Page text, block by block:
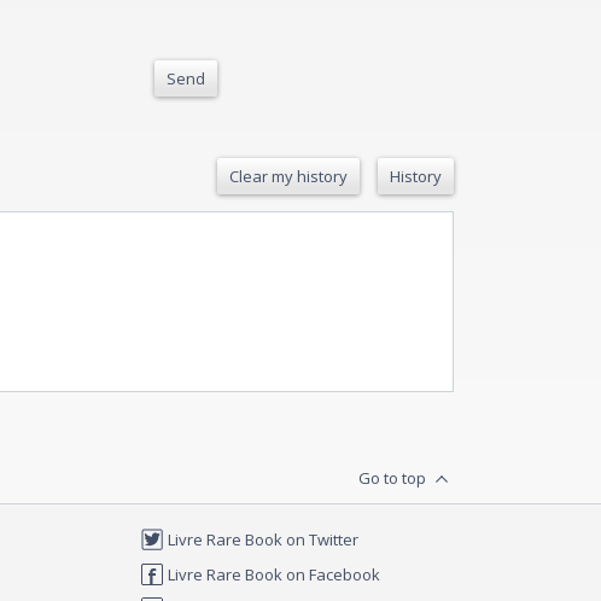
Send
Clear my history History
Go to top
Livre Rare Book on Twitter
Livre Rare Book on Facebook